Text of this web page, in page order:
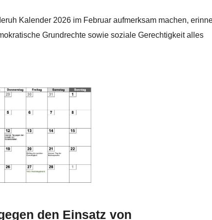
Kalender 2026 im Februar aufmerksam machen,
Grundrechte sowie soziale Gerechtigkeit alles
den Einsatz von